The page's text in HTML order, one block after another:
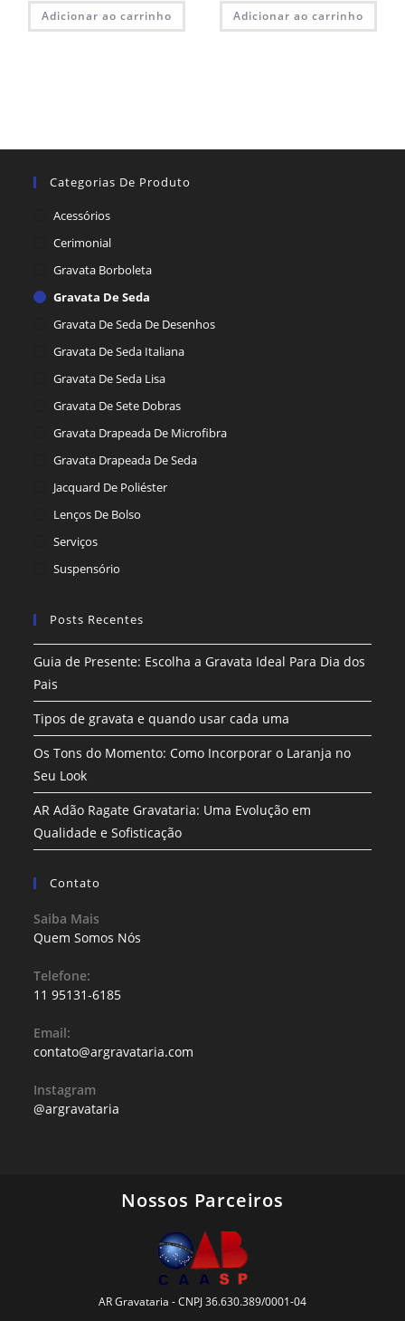
Adicionar ao carrinho Adicionar ao carrinho
Categorias De Produto
Acessórios
Cerimonial
Gravata Borboleta
Gravata De Seda
Gravata De Seda De Desenhos
Gravata De Seda Italiana
Gravata De Seda Lisa
Gravata De Sete Dobras
Gravata Drapeada De Microfibra
Gravata Drapeada De Seda
Jacquard De Poliéster
Lenços De Bolso
Serviços
Suspensório
Posts Recentes
Guia de Presente: Escolha a Gravata Ideal Para Dia dos
Pais
Tipos de gravata e quando usar cada uma
Os Tons do Momento: Como Incorporar o Laranja no
Seu Look
AR Adão Ragate Gravataria: Uma Evolução em
Qualidade e Sofisticação
Contato
Saiba Mais
Quem Somos Nós
Telefone:
11 95131-6185
Email:
contato@argravataria.com
Instagram
@argravataria
Nossos Parceiros
AR Gravataria - CNPJ 36.630.389/0001-04